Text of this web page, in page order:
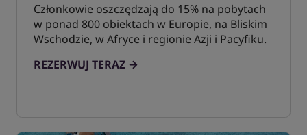
Członkowie oszczędzają do 15% na pobytach
w ponad 800 obiektach w Europie, na Bliskim
Wschodzie, w Afryce i regionie Azji i Pacyfiku.
REZERWUJ TERAZ